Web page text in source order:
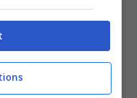
al tiramisù